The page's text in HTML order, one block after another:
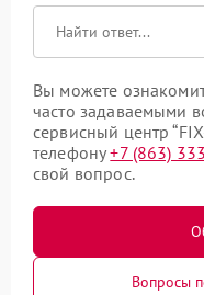
Вы можете
часто задаваемыми
сервисный центр
телефону+7 (863)
свой вопрос.
Вопросы